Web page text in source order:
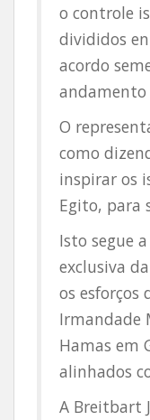
o controle
divididos
acordo
andamento
O
como
inspirar os
Egito, para
Isto segue
exclusiva
os esforços
Irmandade
Hamas em
alinhados
A Breitbart